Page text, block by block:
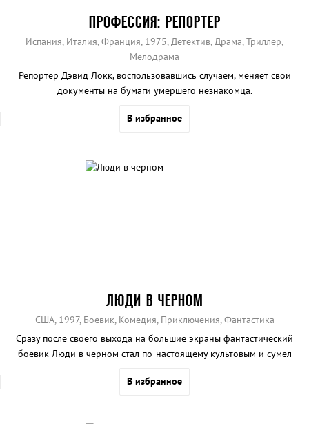
ПРОФЕССИЯ: РЕПОРТЕР
Испания, Италия, Франция, 1975, Детектив, Драма, Триллер,
Мелодрама
Репортер Дэвид Локк, воспользовавшись случаем, меняет свои
документы на бумаги умершего незнакомца.
В избранное
ЛЮДИ В ЧЕРНОМ
США, 1997, Боевик, Комедия, Приключения, Фантастика
Сразу после своего выхода на большие экраны фантастический
боевик Люди в черном стал по-настоящему культовым и сумел
В избранное